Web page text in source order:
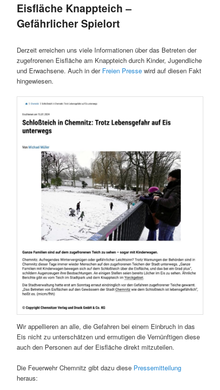
Eisfläche Knappteich –
Gefährlicher Spielort
Derzeit erreichen uns viele Informationen über das Betreten der
zugefrorenen Eisfläche am Knappteich durch Kinder, Jugendliche
und Erwachsene. Auch in der Freien Presse wird auf diesen Fakt
hingewiesen.
Wir appellieren an alle, die Gefahren bei einem Einbruch in das
Eis nicht zu unterschätzen und ermutigen die Vernünftigen diese
auch den Personen auf der Eisfläche direkt mitzuteilen.
Die Feuerwehr Chemnitz gibt dazu diese Pressemitteilung
heraus: